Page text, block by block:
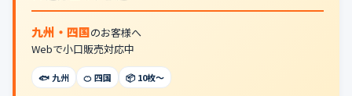
九州・四国のお客様へ
Webで小口販売対応中
🐟 九州 🍊 四国 📦 10枚〜